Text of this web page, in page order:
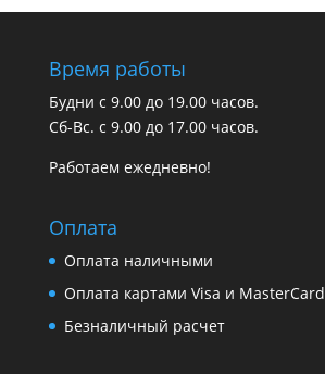
Время работы
Будни с 9.00 до 19.00 часов.
Сб-Вс. с 9.00 до 17.00 часов.
Работаем ежедневно!
Оплата
Оплата наличными
Оплата картами Visa и MasterCard
Безналичный расчет